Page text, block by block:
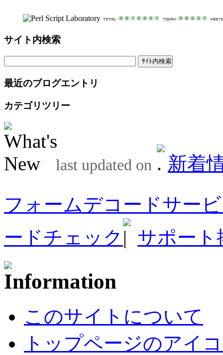
サイト内検索
最近のブログエントリ
カテゴリツリー
last updated on
新着
フォームデコードサー
ードチェック
サポート
このサイトについて
トップページのアイ